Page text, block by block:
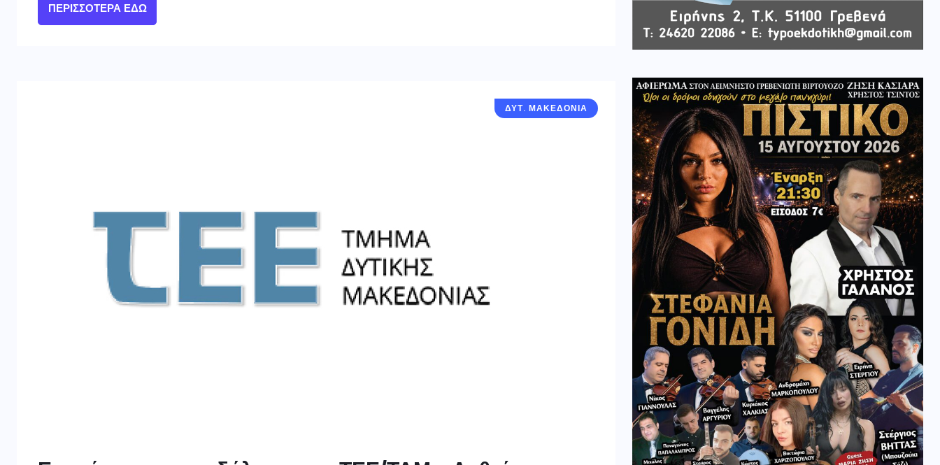
ΠΕΡΙΣΣΌΤΕΡΑ ΕΔΏ
ΔΥΤ. ΜΑΚΕΔΟΝΙΑ